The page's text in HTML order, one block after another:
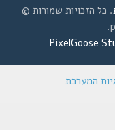
שמורות ©